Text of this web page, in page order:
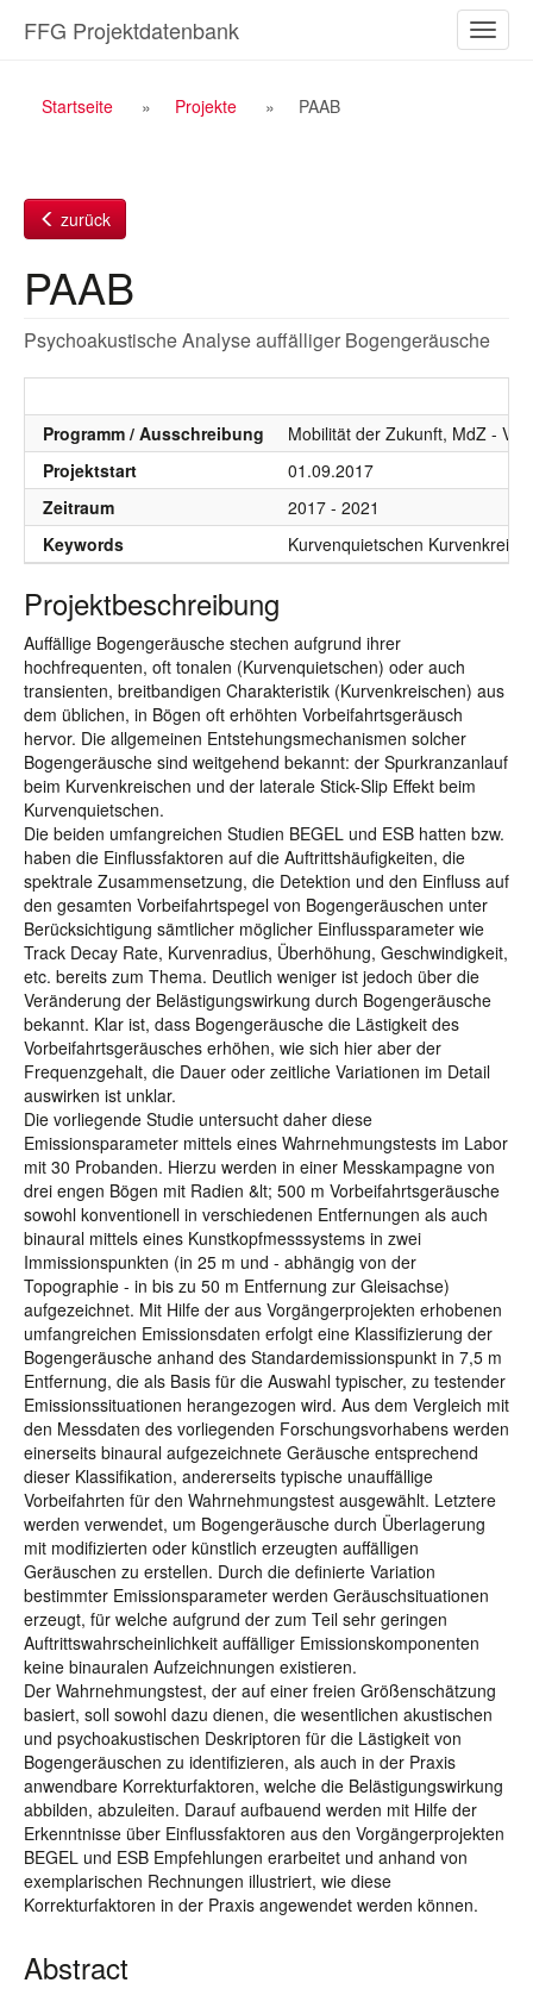
Inhalt
ein-/
FFG Projektdatenbank
Breadcrumb
Startseite Projekte PAAB
zurück
PAAB
Psychoakustische Analyse auffälliger Bogengeräusche
Programm / Ausschreibung
Mobilität der Zukunft, MdZ -
Projektstart
01.09.2017
Zeitraum
2017 - 2021
Keywords
Kurvenquietschen
Projektbeschreibung
Auffällige Bogengeräusche stechen aufgrund ihrer
hochfrequenten, oft tonalen (Kurvenquietschen) oder auch
transienten, breitbandigen Charakteristik (Kurvenkreischen) aus
dem üblichen, in Bögen oft erhöhten Vorbeifahrtsgeräusch
hervor. Die allgemeinen Entstehungsmechanismen solcher
Bogengeräusche sind weitgehend bekannt: der Spurkranzanlauf
beim Kurvenkreischen und der laterale Stick-Slip Effekt beim
Kurvenquietschen.
Die beiden umfangreichen Studien BEGEL und ESB hatten bzw.
haben die Einflussfaktoren auf die Auftrittshäufigkeiten, die
spektrale Zusammensetzung, die Detektion und den Einfluss auf
den gesamten Vorbeifahrtspegel von Bogengeräuschen unter
Berücksichtigung sämtlicher möglicher Einflussparameter wie
Track Decay Rate, Kurvenradius, Überhöhung, Geschwindigkeit,
etc. bereits zum Thema. Deutlich weniger ist jedoch über die
Veränderung der Belästigungswirkung durch Bogengeräusche
bekannt. Klar ist, dass Bogengeräusche die Lästigkeit des
Vorbeifahrtsgeräusches erhöhen, wie sich hier aber der
Frequenzgehalt, die Dauer oder zeitliche Variationen im Detail
auswirken ist unklar.
Die vorliegende Studie untersucht daher diese
Emissionsparameter mittels eines Wahrnehmungstests im Labor
mit 30 Probanden. Hierzu werden in einer Messkampagne von
drei engen Bögen mit Radien &lt; 500 m Vorbeifahrtsgeräusche
sowohl konventionell in verschiedenen Entfernungen als auch
binaural mittels eines Kunstkopfmesssystems in zwei
Immissionspunkten (in 25 m und - abhängig von der
Topographie - in bis zu 50 m Entfernung zur Gleisachse)
aufgezeichnet. Mit Hilfe der aus Vorgängerprojekten erhobenen
umfangreichen Emissionsdaten erfolgt eine Klassifizierung der
Bogengeräusche anhand des Standardemissionspunkt in 7,5 m
Entfernung, die als Basis für die Auswahl typischer, zu testender
Emissionssituationen herangezogen wird. Aus dem Vergleich mit
den Messdaten des vorliegenden Forschungsvorhabens werden
einerseits binaural aufgezeichnete Geräusche entsprechend
dieser Klassifikation, andererseits typische unauffällige
Vorbeifahrten für den Wahrnehmungstest ausgewählt. Letztere
werden verwendet, um Bogengeräusche durch Überlagerung
mit modifizierten oder künstlich erzeugten auffälligen
Geräuschen zu erstellen. Durch die definierte Variation
bestimmter Emissionsparameter werden Geräuschsituationen
erzeugt, für welche aufgrund der zum Teil sehr geringen
Auftrittswahrscheinlichkeit auffälliger Emissionskomponenten
keine binauralen Aufzeichnungen existieren.
Der Wahrnehmungstest, der auf einer freien Größenschätzung
basiert, soll sowohl dazu dienen, die wesentlichen akustischen
und psychoakustischen Deskriptoren für die Lästigkeit von
Bogengeräuschen zu identifizieren, als auch in der Praxis
anwendbare Korrekturfaktoren, welche die Belästigungswirkung
abbilden, abzuleiten. Darauf aufbauend werden mit Hilfe der
Erkenntnisse über Einflussfaktoren aus den Vorgängerprojekten
BEGEL und ESB Empfehlungen erarbeitet und anhand von
exemplarischen Rechnungen illustriert, wie diese
Korrekturfaktoren in der Praxis angewendet werden können.
Abstract